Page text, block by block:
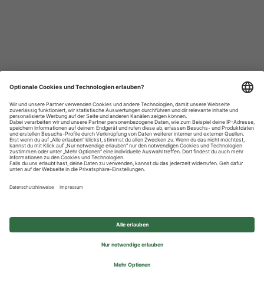
Datenschutzhinweise
Impressum
Privatsphäre-Einstellungen
© 2026 REWE Group - All rights reserved